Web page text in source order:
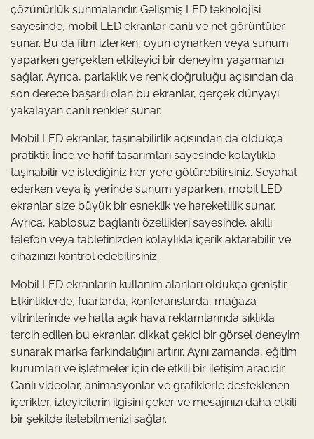
çözünürlük sunmalarıdır. Gelişmiş LED teknolojisi
sayesinde, mobil LED ekranlar canlı ve net görüntüler
sunar. Bu da film izlerken, oyun oynarken veya sunum
yaparken gerçekten etkileyici bir deneyim yaşamanızı
sağlar. Ayrıca, parlaklık ve renk doğruluğu açısından da
son derece başarılı olan bu ekranlar, gerçek dünyayı
yakalayan canlı renkler sunar.
Mobil LED ekranlar, taşınabilirlik açısından da oldukça
pratiktir. İnce ve hafif tasarımları sayesinde kolaylıkla
taşınabilir ve istediğiniz her yere götürebilirsiniz. Seyahat
ederken veya iş yerinde sunum yaparken, mobil LED
ekranlar size büyük bir esneklik ve hareketlilik sunar.
Ayrıca, kablosuz bağlantı özellikleri sayesinde, akıllı
telefon veya tabletinizden kolaylıkla içerik aktarabilir ve
cihazınızı kontrol edebilirsiniz.
Mobil LED ekranların kullanım alanları oldukça geniştir.
Etkinliklerde, fuarlarda, konferanslarda, mağaza
vitrinlerinde ve hatta açık hava reklamlarında sıklıkla
tercih edilen bu ekranlar, dikkat çekici bir görsel deneyim
sunarak marka farkındalığını artırır. Aynı zamanda, eğitim
kurumları ve işletmeler için de etkili bir iletişim aracıdır.
Canlı videolar, animasyonlar ve grafiklerle desteklenen
içerikler, izleyicilerin ilgisini çeker ve mesajınızı daha etkili
bir şekilde iletebilmenizi sağlar.